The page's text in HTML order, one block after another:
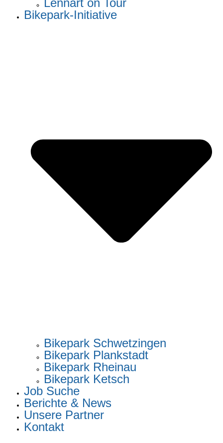
Lennart on Tour
Bikepark-Initiative
Bikepark Schwetzingen
Bikepark Plankstadt
Bikepark Rheinau
Bikepark Ketsch
Job Suche
Berichte & News
Unsere Partner
Kontakt